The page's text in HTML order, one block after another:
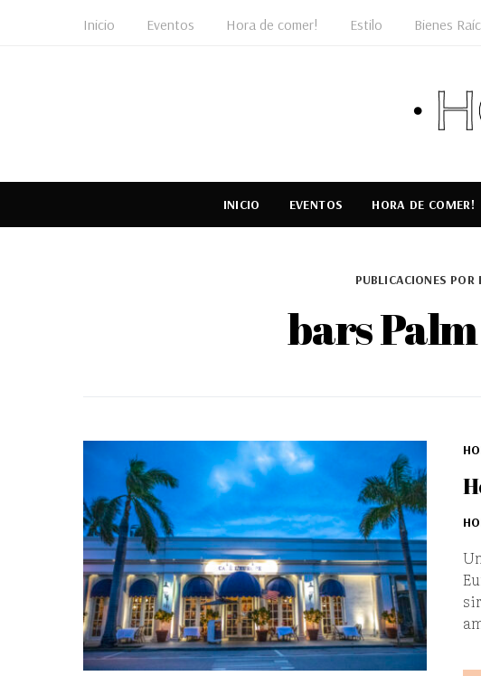
Inicio Eventos Hora de comer! Estilo Bienes
INICIO EVENTOS HORA DE COMER!
PUBLICACIONES POR
bars